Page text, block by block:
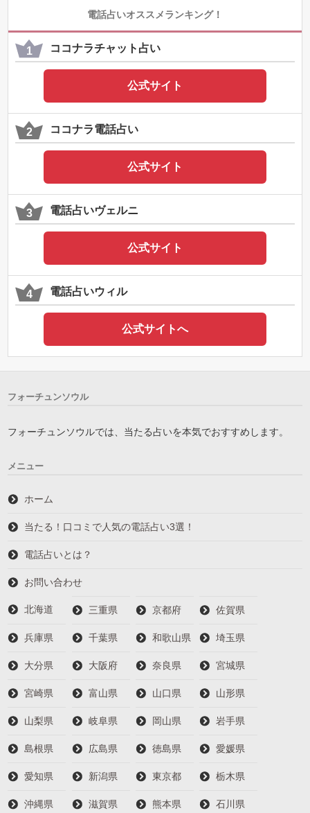
電話占いオススメランキング！
ココナラチャット占い
公式サイト
ココナラ電話占い
公式サイト
電話占いヴェルニ
公式サイト
電話占いウィル
公式サイトへ
フォーチュンソウル
フォーチュンソウルでは、当たる占いを本気でおすすめします。
メニュー
ホーム
当たる！口コミで人気の電話占い3選！
電話占いとは？
お問い合わせ
北海道 三重県 京都府 佐賀県
兵庫県 千葉県 和歌山県 埼玉県
大分県 大阪府 奈良県 宮城県
宮崎県 富山県 山口県 山形県
山梨県 岐阜県 岡山県 岩手県
島根県 広島県 徳島県 愛媛県
愛知県 新潟県 東京都 栃木県
沖縄県 滋賀県 熊本県 石川県